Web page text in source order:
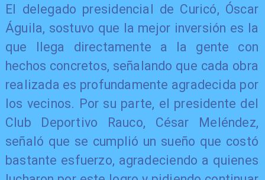
El delegado presidencial de Curicó, Óscar
Águila, sostuvo que la mejor inversión es la
que llega directamente a la gente con
hechos concretos, señalando que cada obra
realizada es profundamente agradecida por
los vecinos. Por su parte, el presidente del
Club Deportivo Rauco, César Meléndez,
señaló que se cumplió un sueño que costó
bastante esfuerzo, agradeciendo a quienes